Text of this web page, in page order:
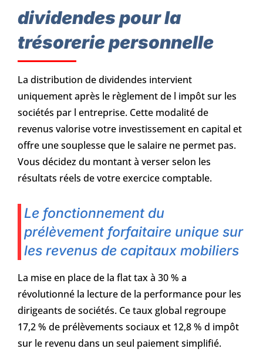
dividendes pour la
trésorerie personnelle
La distribution de dividendes intervient
uniquement après le règlement de l impôt sur les
sociétés par l entreprise. Cette modalité de
revenus valorise votre investissement en capital et
offre une souplesse que le salaire ne permet pas.
Vous décidez du montant à verser selon les
résultats réels de votre exercice comptable.
Le fonctionnement du
prélèvement forfaitaire unique sur
les revenus de capitaux mobiliers
La mise en place de la flat tax à 30 % a
révolutionné la lecture de la performance pour les
dirigeants de sociétés. Ce taux global regroupe
17,2 % de prélèvements sociaux et 12,8 % d impôt
sur le revenu dans un seul paiement simplifié.